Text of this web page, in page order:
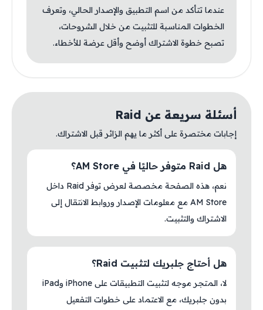
عندما تتأكد من اسم التطبيق والإصدار الحالي، وتعرف
الخطوات المناسبة للتثبيت من خلال الشروحات،
تصبح خطوة الاشتراك أوضح وأقل عرضة للأخطاء.
أسئلة سريعة عن Raid
إجابات مختصرة على أكثر ما يهم الزائر قبل الاشتراك.
هل Raid متوفر حاليًا في AM Store؟
نعم، هذه الصفحة مخصصة لعرض توفر Raid داخل
AM Store مع معلومات الإصدار وروابط الانتقال إلى
الاشتراك والتثبيت.
هل أحتاج جلبريك لتثبيت Raid؟
لا، المتجر موجه لتثبيت التطبيقات على iPhone وiPad
بدون جلبريك، مع الاعتماد على خطوات التفعيل